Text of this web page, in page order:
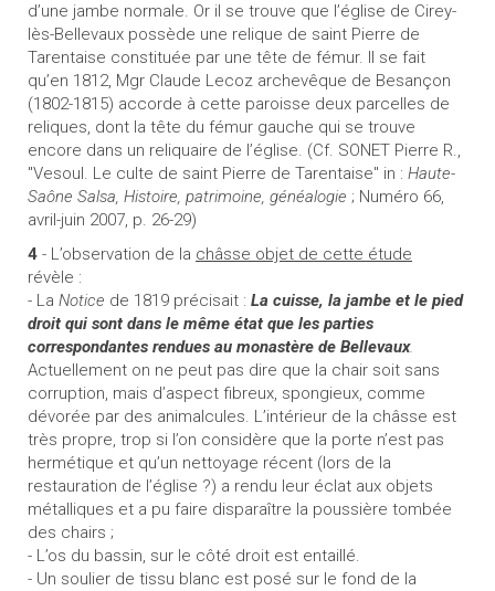
d’une jambe normale. Or il se trouve que l’église de Cirey-
lès-Bellevaux possède une relique de saint Pierre de
Tarentaise constituée par une tête de fémur. Il se fait
qu’en 1812, Mgr Claude Lecoz archevêque de Besançon
(1802-1815) accorde à cette paroisse deux parcelles de
reliques, dont la tête du fémur gauche qui se trouve
encore dans un reliquaire de l’église. (Cf. SONET Pierre R.,
"Vesoul. Le culte de saint Pierre de Tarentaise" in : Haute-
Saône Salsa, Histoire, patrimoine, généalogie ; Numéro 66,
avril-juin 2007, p. 26-29)
4 - L’observation de la châsse objet de cette étude
révèle :
- La Notice de 1819 précisait : La cuisse, la jambe et le pied
droit qui sont dans le même état que les parties
correspondantes rendues au monastère de Bellevaux.
Actuellement on ne peut pas dire que la chair soit sans
corruption, mais d’aspect fibreux, spongieux, comme
dévorée par des animalcules. L’intérieur de la châsse est
très propre, trop si l’on considère que la porte n’est pas
hermétique et qu’un nettoyage récent (lors de la
restauration de l’église ?) a rendu leur éclat aux objets
métalliques et a pu faire disparaître la poussière tombée
des chairs ;
- L’os du bassin, sur le côté droit est entaillé.
- Un soulier de tissu blanc est posé sur le fond de la